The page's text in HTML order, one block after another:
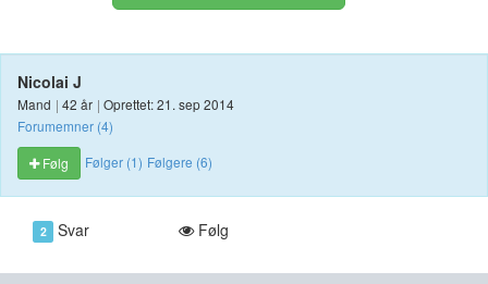
Nicolai J
Mand | 42 år | Oprettet: 21. sep 2014
Forumemner (4)
Følg
Følger (1) Følgere (6)
2 Svar Følg